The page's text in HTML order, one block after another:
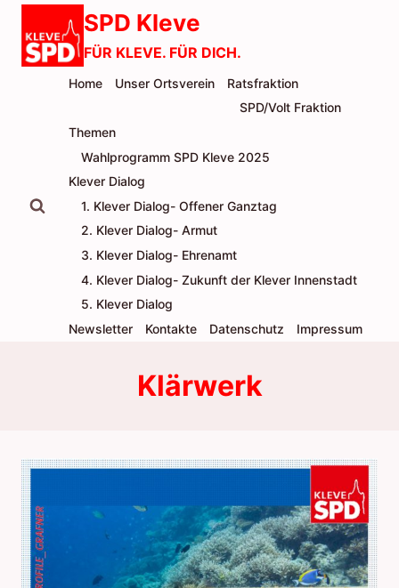
Inhalt
springen
SPD Kleve
FÜR KLEVE. FÜR DICH.
Home Unser Ortsverein
Ratsfraktion
SPD/Volt Fraktion
Themen
Wahlprogramm SPD Kleve 2025
Klever Dialog
1. Klever Dialog- Offener Ganztag
2. Klever Dialog- Armut
3. Klever Dialog- Ehrenamt
4. Klever Dialog- Zukunft der Klever Innenstadt
5. Klever Dialog
Newsletter
Kontakte Datenschutz Impressum
Klärwerk